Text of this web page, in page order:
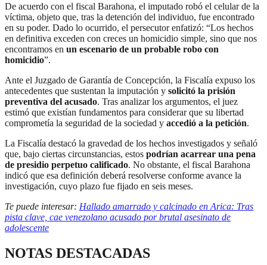
De acuerdo con el fiscal Barahona, el imputado robó el celular de la
víctima, objeto que, tras la detención del individuo, fue encontrado
en su poder. Dado lo ocurrido, el persecutor enfatizó: “Los hechos
en definitiva exceden con creces un homicidio simple, sino que nos
encontramos en un escenario de un probable robo con
homicidio”.
Ante el Juzgado de Garantía de Concepción, la Fiscalía expuso los
antecedentes que sustentan la imputación y solicitó la prisión
preventiva del acusado. Tras analizar los argumentos, el juez
estimó que existían fundamentos para considerar que su libertad
comprometía la seguridad de la sociedad y accedió a la petición.
La Fiscalía destacó la gravedad de los hechos investigados y señaló
que, bajo ciertas circunstancias, estos podrían acarrear una pena
de presidio perpetuo calificado. No obstante, el fiscal Barahona
indicó que esa definición deberá resolverse conforme avance la
investigación, cuyo plazo fue fijado en seis meses.
Te puede interesar: Hallado amarrado y calcinado en Arica: Tras
pista clave, cae venezolano acusado por brutal asesinato de
adolescente
NOTAS DESTACADAS